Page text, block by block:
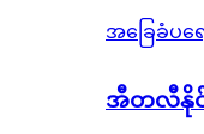
အီတလီနိုင်ငံ